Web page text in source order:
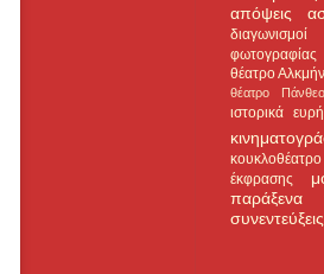
απόψεις
διαγωνισμοί
φωτογραφίας
θέατρο
θέατρο
ιστορικά
κουκλοθέατρο
έκφρασης
παράξενα
συνεντεύξεις